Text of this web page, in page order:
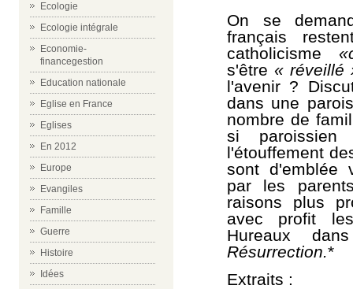
Ecologie
Ecologie intégrale
Economie-
financegestion
Education nationale
Eglise en France
Eglises
En 2012
Europe
Evangiles
Famille
Guerre
Histoire
Idées
On se
français
catholicisme
s'être « réveillé
l'avenir ?
dans une
nombre de
si
l'étouffement
sont d'emblée
par les
raisons plus
avec profit
Hureaux
Résurrection.*
Extraits :